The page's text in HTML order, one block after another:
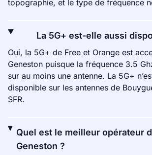
topographie, et le type de fréquence
La 5G+ est-elle aussi
Oui, la 5G+ de Free et Orange est
Geneston puisque la fréquence 3.5
sur au moins une antenne. La 5G+
disponible sur les antennes de
SFR.
Quel est le meilleur opérateur
Geneston ?